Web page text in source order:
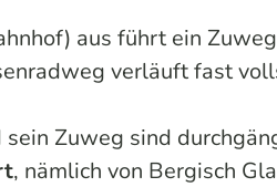
aus führt ein
verläuft fast
Zuweg sind
, nämlich von Bergisch